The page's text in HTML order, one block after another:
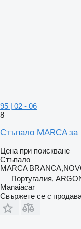
95 | 02 - 06
8
Стъпало MARCA
Цена при поискване
Стъпало
MARCA
Португалия,
Manaiacar
Свържете се с